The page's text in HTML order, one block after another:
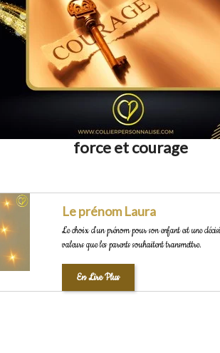
force et courage
Le prénom Laura
Le choix d'un prénom pour son enfant est une
valeurs que les parents souhaitent transmettre.
En Lire Plus